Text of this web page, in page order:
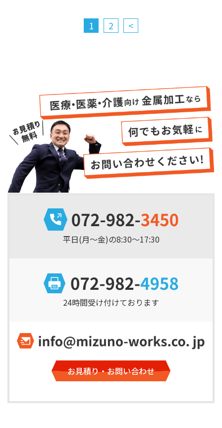
1 2 <
平日(月～金)の8:30～17:30
24時間受け付けております
お見積り・お問い合わせ